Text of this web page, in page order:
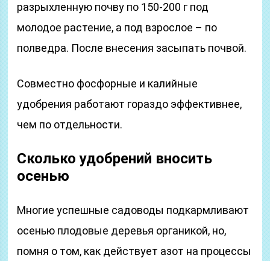
разрыхленную почву по 150-200 г под
молодое растение, а под взрослое – по
полведра. После внесения засыпать почвой.
Совместно фосфорные и калийные
удобрения работают гораздо эффективнее,
чем по отдельности.
Сколько удобрений вносить
осенью
Многие успешные садоводы подкармливают
осенью плодовые деревья органикой, но,
помня о том, как действует азот на процессы